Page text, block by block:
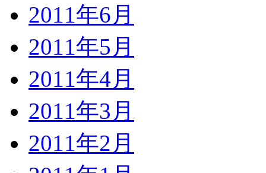
2011年6月
2011年5月
2011年4月
2011年3月
2011年2月